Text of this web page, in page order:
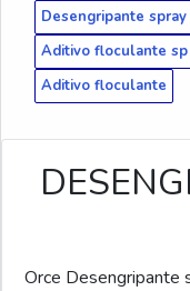
Desengripante
Aditivo floculante sp
Aditivo floculante
Orce Desengripante